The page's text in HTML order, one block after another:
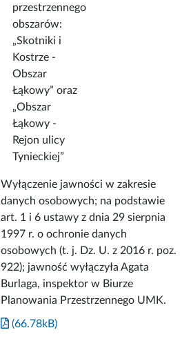
przestrzennego
obszarów:
„Skotniki i
Kostrze -
Obszar
Łąkowy” oraz
„Obszar
Łąkowy -
Rejon ulicy
Tynieckiej”
Wyłączenie jawności w zakresie
danych osobowych; na podstawie
art. 1 i 6 ustawy z dnia 29 sierpnia
1997 r. o ochronie danych
osobowych (t. j. Dz. U. z 2016 r. poz.
922); jawność wyłączyła Agata
Burlaga, inspektor w Biurze
Planowania Przestrzennego UMK.
(66.78kB)